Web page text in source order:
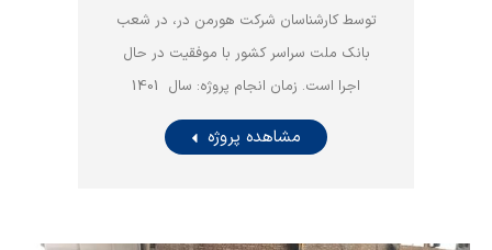
توسط کارشناسان شرکت هورمن در، در شعب
بانک ملت سراسر کشور با موفقیت در حال
اجرا است. زمان انجام پروژه: سال 1401
مشاهده پروژه